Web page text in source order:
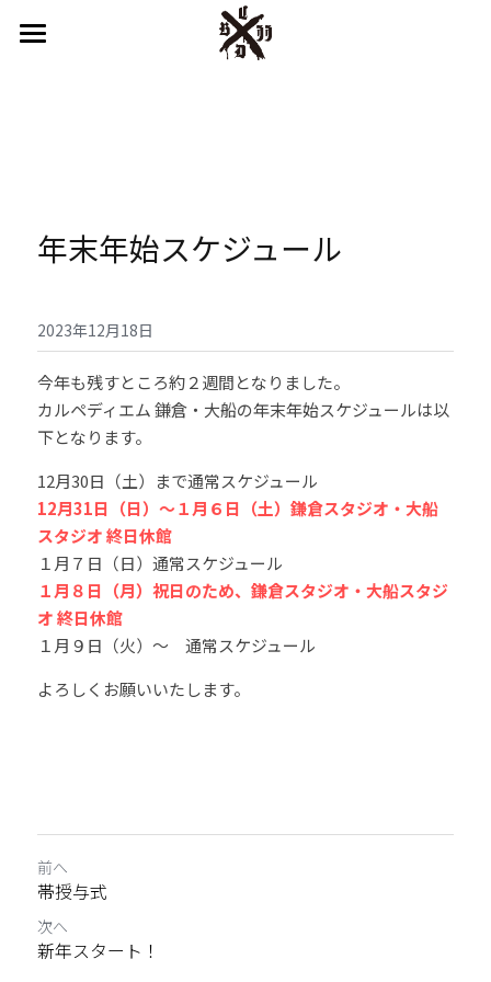
インストラクター
システム＆プライス
スケジュール
アクセス
English
キッズプログラム
年末年始スケジュール
2023年12月18日
今年も残すところ約２週間となりました。
カルペディエム 鎌倉・大船の年末年始スケジュールは以
下となります。
12月30日（土）まで通常スケジュール
12月31日（日）〜１月６日（土）鎌倉スタジオ・大船
スタジオ 終日休館
１月７日（日）通常スケジュール
１月８日（月）祝日のため、鎌倉スタジオ・大船スタジ
オ 終日休館
１月９日（火）〜　通常スケジュール
よろしくお願いいたします。
前へ
帯授与式
次へ
新年スタート！